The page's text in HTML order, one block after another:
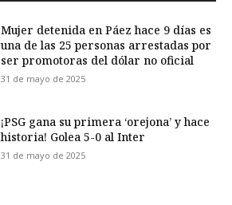
Mujer detenida en Páez hace 9 días es
una de las 25 personas arrestadas por
ser promotoras del dólar no oficial
31 de mayo de 2025
¡PSG gana su primera ‘orejona’ y hace
historia! Golea 5-0 al Inter
31 de mayo de 2025